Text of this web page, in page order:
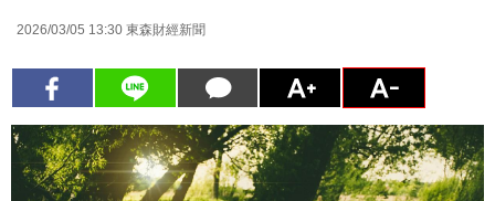
2026/03/05 13:30 東森財經新聞